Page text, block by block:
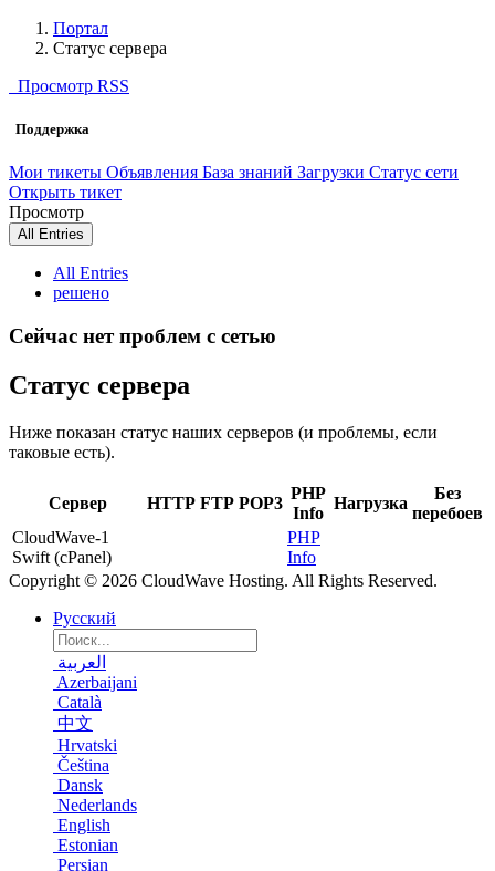
Портал
Статус сервера
Просмотр RSS
Поддержка
Мои тикеты Объявления База знаний Загрузки Статус сети
Открыть тикет
Просмотр
All Entries
All Entries
решено
Сейчас нет проблем с сетью
Статус сервера
Ниже показан статус наших серверов (и проблемы, если
таковые есть).
Сервер HTTP FTP POP3
PHP
Info
Нагрузка
Без
перебоев
CloudWave-1
Swift (cPanel)
PHP
Info
Copyright © 2026 CloudWave Hosting. All Rights Reserved.
Русский
العربية
Azerbaijani
Català
中文
Hrvatski
Čeština
Dansk
Nederlands
English
Estonian
Persian